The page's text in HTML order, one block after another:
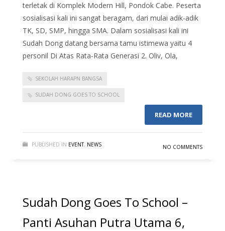
terletak di Komplek Modern Hill, Pondok Cabe. Peserta
sosialisasi kali ini sangat beragam, dari mulai adik-adik
TK, SD, SMP, hingga SMA. Dalam sosialisasi kali ini
Sudah Dong datang bersama tamu istimewa yaitu 4
personil Di Atas Rata-Rata Generasi 2. Oliv, Ola,
SEKOLAH HARAPN BANGSA
SUDAH DONG GOES TO SCHOOL
READ MORE
PUBLISHED IN EVENT, NEWS NO COMMENTS
Sudah Dong Goes To School –
Panti Asuhan Putra Utama 6,